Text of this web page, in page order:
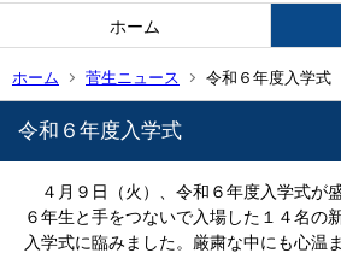
ホーム
ホーム 菅生ニュース 令和６年度入学式
令和６年度入学式
４月９日（火）、令和６年度入学式が
６年生と手をつないで入場した１４名の
入学式に臨みました。厳粛な中にも心温